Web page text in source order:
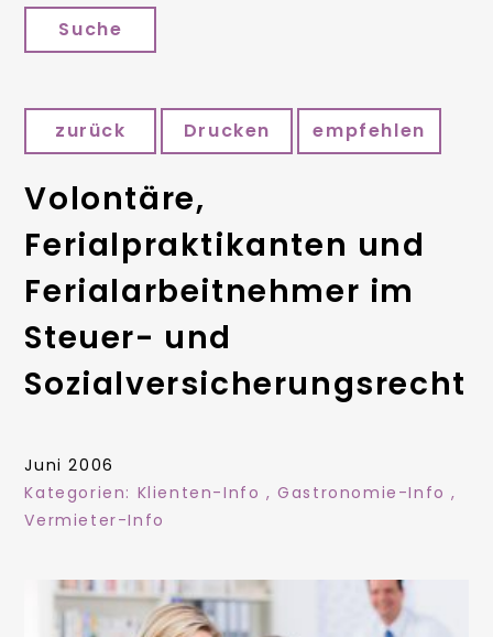
Suche
zurück Drucken empfehlen
Volontäre,
Ferialpraktikanten und
Ferialarbeitnehmer im
Steuer- und
Sozialversicherungsrecht
Juni 2006
Kategorien: Klienten-Info ,Gastronomie-Info ,
Vermieter-Info